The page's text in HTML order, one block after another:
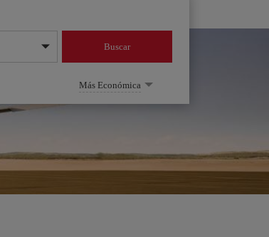
Buscar
Más Económica